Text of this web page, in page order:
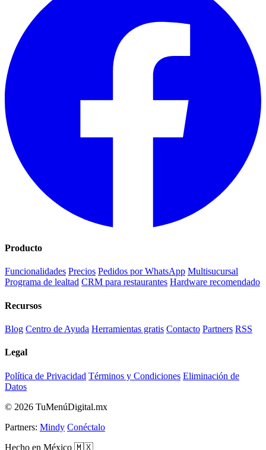
Producto
Funcionalidades Precios Pedidos por WhatsApp Multisucursal
Programa de lealtad CRM para restaurantes Hardware recomendado
Recursos
Blog Centro de Ayuda Herramientas gratis Contacto Partners RSS
Legal
Política de Privacidad Términos y Condiciones Eliminación de
Datos
© 2026 TuMenúDigital.mx
Partners: Mindy Conéctalo
Hecho en México 🇲🇽